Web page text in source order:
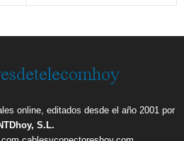
online, editados desde el año 2001 por
S.L.